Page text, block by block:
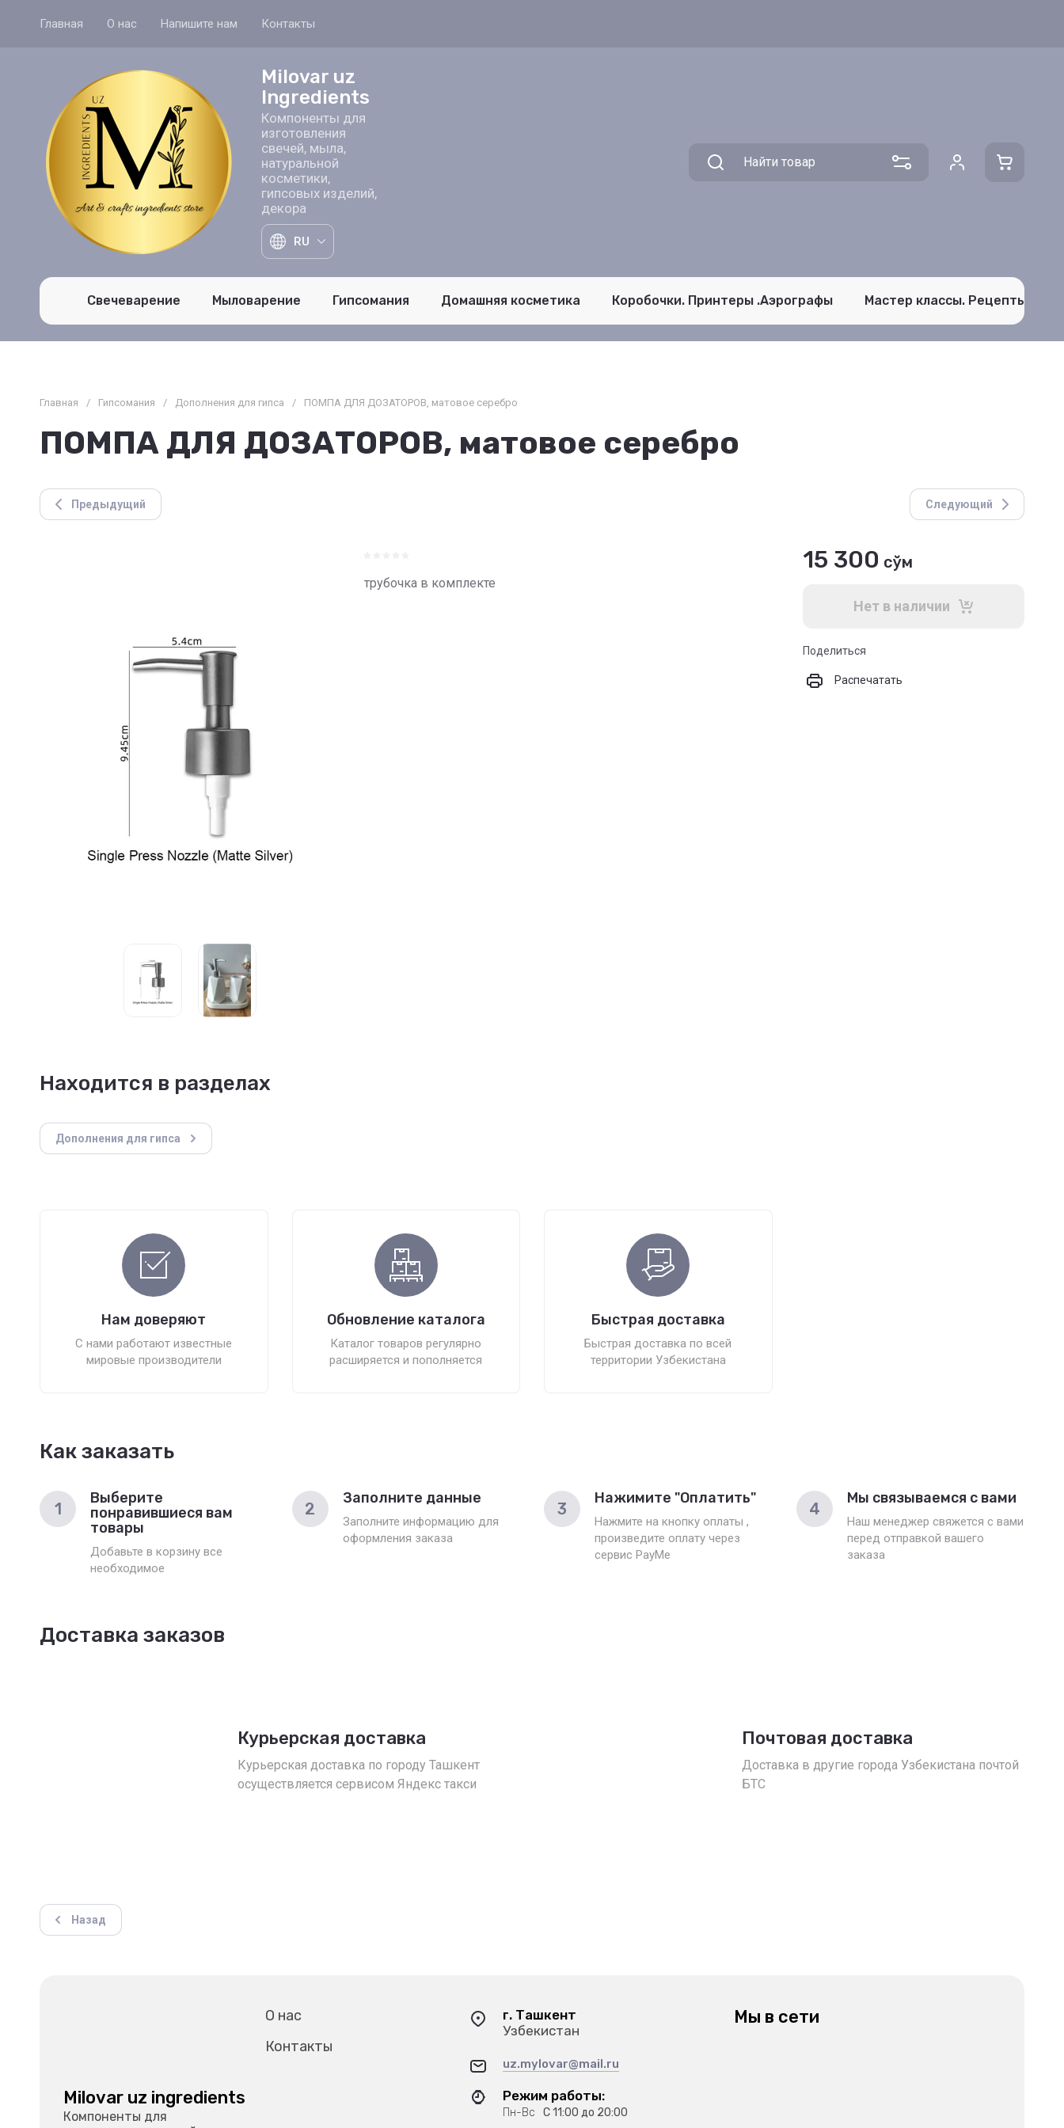
Главная О нас Напишите нам Контакты
Milovar uz
Ingredients
Компоненты для
изготовления
свечей, мыла,
натуральной
косметики,
гипсовых изделий,
декора
RU
Свечеварение Мыловарение Гипсомания Домашняя косметика Коробочки. Принтеры .Аэрографы Мастер классы. Рецепты
Главная / Гипсомания / Дополнения для гипса / ПОМПА ДЛЯ ДОЗАТОРОВ, матовое серебро
ПОМПА ДЛЯ ДОЗАТОРОВ, матовое серебро
Предыдущий Следующий
трубочка в комплекте
15 300 сўм
Нет в наличии
Поделиться
Распечатать
Находится в разделах
Дополнения для гипса
Нам доверяют
С нами работают известные
мировые производители
Обновление каталога
Каталог товаров регулярно
расширяется и пополняется
Быстрая доставка
Быстрая доставка по всей
территории Узбекистана
Как заказать
1
Выберите
понравившиеся вам
товары
Добавьте в корзину все
необходимое
2
Заполните данные
Заполните информацию для
оформления заказа
3
Нажимите "Оплатить"
Нажмите на кнопку оплаты ,
произведите оплату через
сервис PayMe
4
Мы связываемся с вами
Наш менеджер свяжется с вами
перед отправкой вашего
заказа
Доставка заказов
Курьерская доставка
Курьерская доставка по городу Ташкент
осуществляется сервисом Яндекс такси
Почтовая доставка
Доставка в другие города Узбекистана почтой
БТС
Назад
Milovar uz ingredients
Компоненты для
О нас
Контакты
г. Ташкент
Узбекистан
uz.mylovar@mail.ru
Режим работы:
Пн-Вс С 11:00 до 20:00
Мы в сети